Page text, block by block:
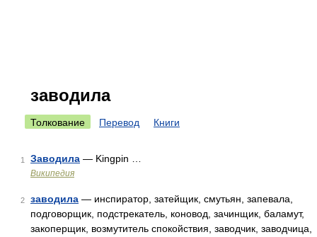
заводила
Толкование Перевод Книги
1 Заводила — Kingpin …
Википедия
2 заводила — инспиратор, затейщик, смутьян, запевала,
подговорщик, подстрекатель, коновод, зачинщик, баламут,
закоперщик, возмутитель спокойствия, заводчик, заводчица,